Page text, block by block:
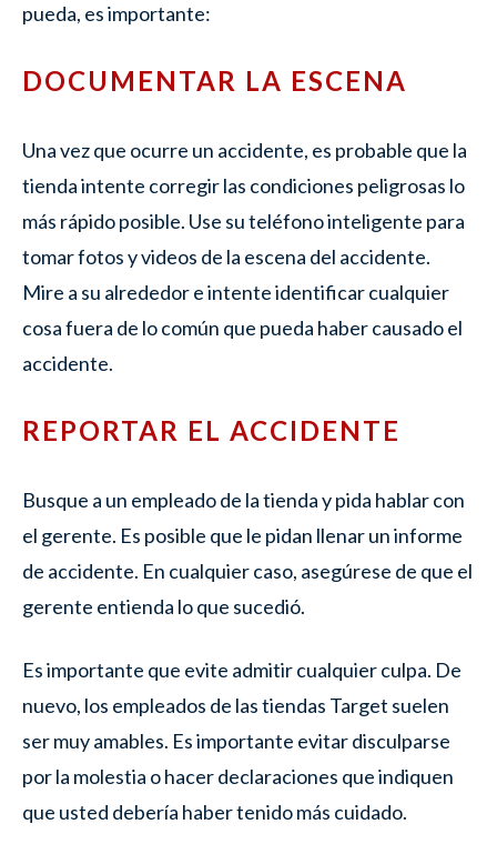
pueda, es importante:
DOCUMENTAR LA ESCENA
Una vez que ocurre un accidente, es probable que la
tienda intente corregir las condiciones peligrosas lo
más rápido posible. Use su teléfono inteligente para
tomar fotos y videos de la escena del accidente.
Mire a su alrededor e intente identificar cualquier
cosa fuera de lo común que pueda haber causado el
accidente.
REPORTAR EL ACCIDENTE
Busque a un empleado de la tienda y pida hablar con
el gerente. Es posible que le pidan llenar un informe
de accidente. En cualquier caso, asegúrese de que el
gerente entienda lo que sucedió.
Es importante que evite admitir cualquier culpa. De
nuevo, los empleados de las tiendas Target suelen
ser muy amables. Es importante evitar disculparse
por la molestia o hacer declaraciones que indiquen
que usted debería haber tenido más cuidado.